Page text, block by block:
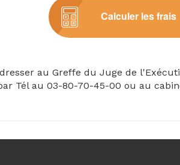
Calculer les frais
au Greffe du Juge de
Tél au 03-80-70-45-00 ou au